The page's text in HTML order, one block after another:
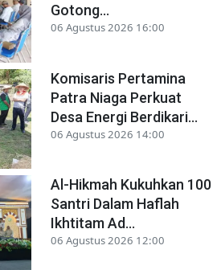
Gotong...
06 Agustus 2026 16:00
Komisaris Pertamina
Patra Niaga Perkuat
Desa Energi Berdikari...
06 Agustus 2026 14:00
Al-Hikmah Kukuhkan 100
Santri Dalam Haflah
Ikhtitam Ad...
06 Agustus 2026 12:00